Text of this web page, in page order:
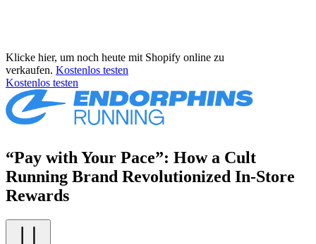
Klicke hier, um noch heute mit Shopify online zu
verkaufen. Kostenlos testen
Kostenlos testen
“Pay with Your Pace”: How a Cult
Running Brand Revolutionized In-Store
Rewards